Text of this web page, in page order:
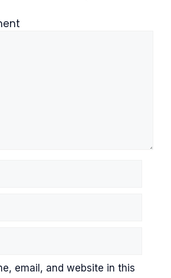
email, and website in this